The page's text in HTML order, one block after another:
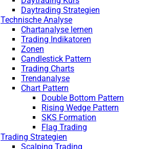
Daytrading Strategien
Technische Analyse
Chartanalyse lernen
Trading Indikatoren
Zonen
Candlestick Pattern
Trading Charts
Trendanalyse
Chart Pattern
Double Bottom Pattern
Rising Wedge Pattern
SKS Formation
Flag Trading
Trading Strategien
Scalping Trading